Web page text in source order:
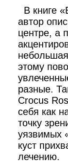
В книге
автор
центре, а
этому
разные.
Crocus
себя как
точку
уязвимых
куст
лечению.